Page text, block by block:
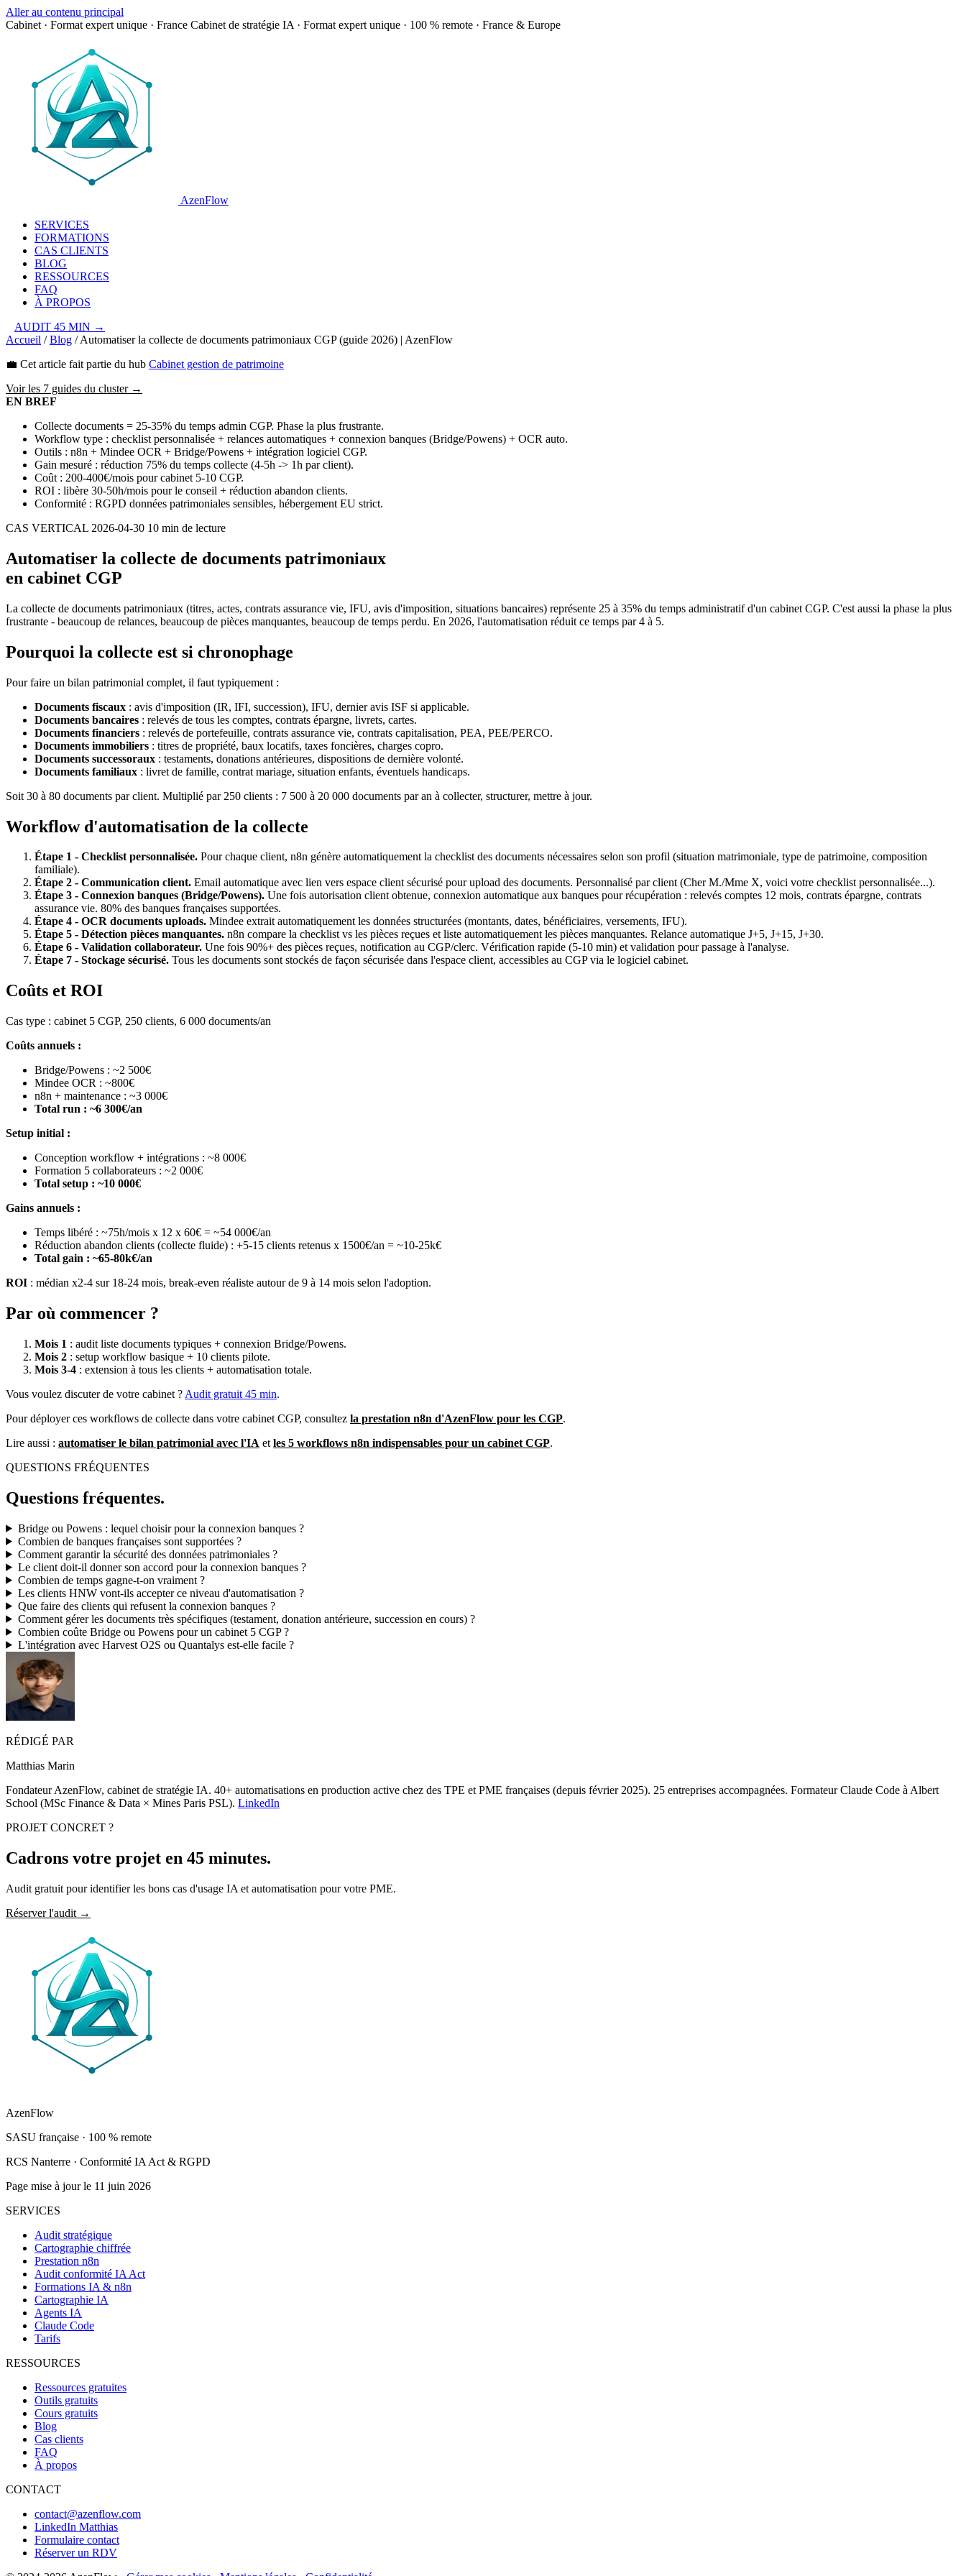
Aller au contenu principal
Cabinet · Format expert unique · France Cabinet de stratégie IA · Format expert unique · 100 % remote · France & Europe
AzenFlow
SERVICES
FORMATIONS
CAS CLIENTS
BLOG
RESSOURCES
FAQ
À PROPOS
AUDIT 45 MIN →
Accueil / Blog / Automatiser la collecte de documents patrimoniaux CGP (guide 2026) | AzenFlow
💼 Cet article fait partie du hub Cabinet gestion de patrimoine
Voir les 7 guides du cluster →
EN BREF
Collecte documents = 25-35% du temps admin CGP. Phase la plus frustrante.
Workflow type : checklist personnalisée + relances automatiques + connexion banques (Bridge/Powens) + OCR auto.
Outils : n8n + Mindee OCR + Bridge/Powens + intégration logiciel CGP.
Gain mesuré : réduction 75% du temps collecte (4-5h -> 1h par client).
Coût : 200-400€/mois pour cabinet 5-10 CGP.
ROI : libère 30-50h/mois pour le conseil + réduction abandon clients.
Conformité : RGPD données patrimoniales sensibles, hébergement EU strict.
CAS VERTICAL 2026-04-30 10 min de lecture
Automatiser la collecte de documents patrimoniaux
en cabinet CGP
La collecte de documents patrimoniaux (titres, actes, contrats assurance vie, IFU, avis d'imposition, situations bancaires) représente 25 à 35% du temps administratif d'un cabinet CGP. C'est aussi la phase la plus
frustrante - beaucoup de relances, beaucoup de pièces manquantes, beaucoup de temps perdu. En 2026, l'automatisation réduit ce temps par 4 à 5.
Pourquoi la collecte est si chronophage
Pour faire un bilan patrimonial complet, il faut typiquement :
Documents fiscaux : avis d'imposition (IR, IFI, succession), IFU, dernier avis ISF si applicable.
Documents bancaires : relevés de tous les comptes, contrats épargne, livrets, cartes.
Documents financiers : relevés de portefeuille, contrats assurance vie, contrats capitalisation, PEA, PEE/PERCO.
Documents immobiliers : titres de propriété, baux locatifs, taxes foncières, charges copro.
Documents successoraux : testaments, donations antérieures, dispositions de dernière volonté.
Documents familiaux : livret de famille, contrat mariage, situation enfants, éventuels handicaps.
Soit 30 à 80 documents par client. Multiplié par 250 clients : 7 500 à 20 000 documents par an à collecter, structurer, mettre à jour.
Workflow d'automatisation de la collecte
Étape 1 - Checklist personnalisée. Pour chaque client, n8n génère automatiquement la checklist des documents nécessaires selon son profil (situation matrimoniale, type de patrimoine, composition
familiale).
Étape 2 - Communication client. Email automatique avec lien vers espace client sécurisé pour upload des documents. Personnalisé par client (Cher M./Mme X, voici votre checklist personnalisée...).
Étape 3 - Connexion banques (Bridge/Powens). Une fois autorisation client obtenue, connexion automatique aux banques pour récupération : relevés comptes 12 mois, contrats épargne, contrats
assurance vie. 80% des banques françaises supportées.
Étape 4 - OCR documents uploads. Mindee extrait automatiquement les données structurées (montants, dates, bénéficiaires, versements, IFU).
Étape 5 - Détection pièces manquantes. n8n compare la checklist vs les pièces reçues et liste automatiquement les pièces manquantes. Relance automatique J+5, J+15, J+30.
Étape 6 - Validation collaborateur. Une fois 90%+ des pièces reçues, notification au CGP/clerc. Vérification rapide (5-10 min) et validation pour passage à l'analyse.
Étape 7 - Stockage sécurisé. Tous les documents sont stockés de façon sécurisée dans l'espace client, accessibles au CGP via le logiciel cabinet.
Coûts et ROI
Cas type : cabinet 5 CGP, 250 clients, 6 000 documents/an
Coûts annuels :
Bridge/Powens : ~2 500€
Mindee OCR : ~800€
n8n + maintenance : ~3 000€
Total run : ~6 300€/an
Setup initial :
Conception workflow + intégrations : ~8 000€
Formation 5 collaborateurs : ~2 000€
Total setup : ~10 000€
Gains annuels :
Temps libéré : ~75h/mois x 12 x 60€ = ~54 000€/an
Réduction abandon clients (collecte fluide) : +5-15 clients retenus x 1500€/an = ~10-25k€
Total gain : ~65-80k€/an
ROI : médian x2-4 sur 18-24 mois, break-even réaliste autour de 9 à 14 mois selon l'adoption.
Par où commencer ?
Mois 1 : audit liste documents typiques + connexion Bridge/Powens.
Mois 2 : setup workflow basique + 10 clients pilote.
Mois 3-4 : extension à tous les clients + automatisation totale.
Vous voulez discuter de votre cabinet ? Audit gratuit 45 min.
Pour déployer ces workflows de collecte dans votre cabinet CGP, consultez la prestation n8n d'AzenFlow pour les CGP.
Lire aussi : automatiser le bilan patrimonial avec l'IA et les 5 workflows n8n indispensables pour un cabinet CGP.
QUESTIONS FRÉQUENTES
Questions fréquentes.
Bridge ou Powens : lequel choisir pour la connexion banques ?
Combien de banques françaises sont supportées ?
Comment garantir la sécurité des données patrimoniales ?
Le client doit-il donner son accord pour la connexion banques ?
Combien de temps gagne-t-on vraiment ?
Les clients HNW vont-ils accepter ce niveau d'automatisation ?
Que faire des clients qui refusent la connexion banques ?
Comment gérer les documents très spécifiques (testament, donation antérieure, succession en cours) ?
Combien coûte Bridge ou Powens pour un cabinet 5 CGP ?
L'intégration avec Harvest O2S ou Quantalys est-elle facile ?
RÉDIGÉ PAR
Matthias Marin
FondateurAzenFlow, cabinet de stratégie IA. 40+ automatisations en production active chez des TPE et PME françaises (depuis février 2025). 25 entreprises accompagnées. FormateurClaude Code à Albert
School (MSc Finance & Data × Mines Paris PSL). LinkedIn
PROJET CONCRET ?
Cadrons votre projet en 45 minutes.
Audit gratuit pour identifier les bons cas d'usage IA et automatisation pour votre PME.
Réserver l'audit →
AzenFlow
SASU française · 100 % remote
RCS Nanterre · Conformité IA Act & RGPD
Page mise à jour le 11 juin 2026
SERVICES
Audit stratégique
Cartographie chiffrée
Prestation n8n
Audit conformité IA Act
Formations IA & n8n
Cartographie IA
Agents IA
Claude Code
Tarifs
RESSOURCES
Ressources gratuites
Outils gratuits
Cours gratuits
Blog
Cas clients
FAQ
À propos
CONTACT
contact@azenflow.com
LinkedIn Matthias
Formulaire contact
Réserver un RDV